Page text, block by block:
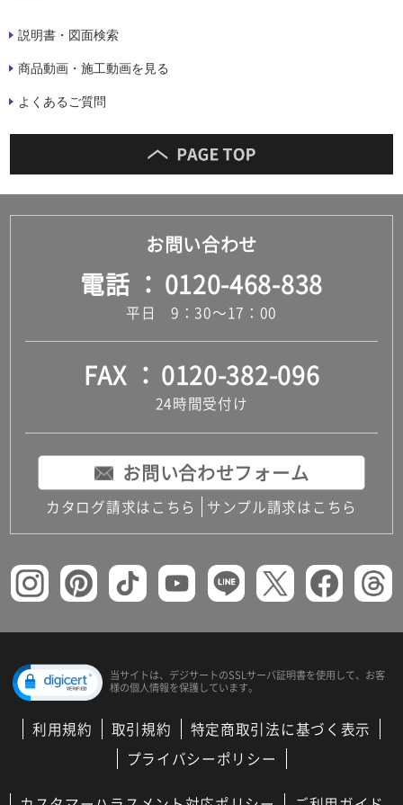
説明書・図面検索
商品動画・施工動画を見る
よくあるご質問
お問い合わせ
電話 0120-468-838
平日 9：30～17：00
FAX 0120-382-096
24時間受付け
お問い合わせフォーム
カタログ請求はこちら サンプル請求はこちら
当サイトは、デジサートのSSLサーバ証明書を使用して、 お客
様の個人情報を保護しています。
利用規約 取引規約
特定商取引法に基づく表示
プライバシーポリシー